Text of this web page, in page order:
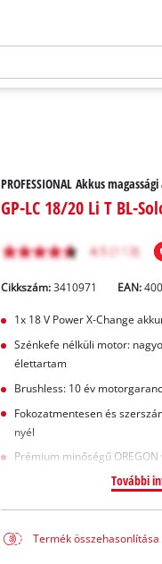
PROFESSIONAL Akkus
GP-LC 18/20 Li T BL-
Cikkszám: 3410971 EAN:
1x 18 V Power X-Change
Szénkefe nélküli motor:
élettartam
Brushless: 10 év
Fokozatmentesen és
nyél
Prémium minőségű
További
Termék összehasonlítása